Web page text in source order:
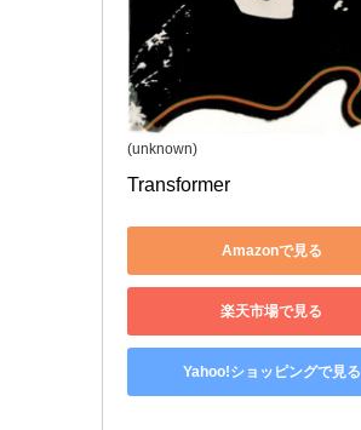
(unknown)
Transformer
Amazonで見る
楽天市場で見る
Yahoo!ショッピングで見る